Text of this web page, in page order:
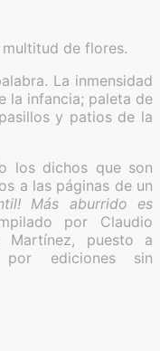
de flores.
La inmensidad
la infancia; paleta de
y patios de la
los dichos que son
a las páginas de un
Más aburrido es
por Claudio
puesto a
ediciones sin